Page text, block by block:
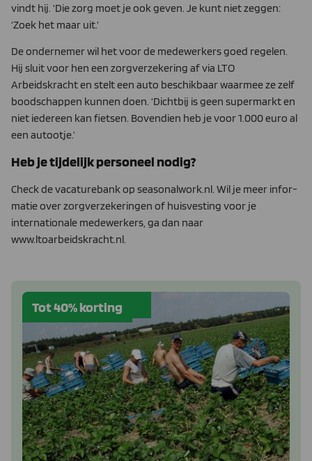
vindt hij. ‘Die zorg moet je ook geven. Je kunt niet zeggen:
‘Zoek het maar uit.’
De ondernemer wil het voor de medewerkers goed regelen.
Hij sluit voor hen een zorgverzekering af via LTO
Arbeidskracht en stelt een auto beschikbaar waarmee ze zelf
boodschappen kun­nen doen. ‘Dichtbij is geen supermarkt en
niet iedereen kan fiet­sen. Bovendien heb je voor 1.000 euro al
een autootje.’
Heb je tijdelijk personeel nodig?
Check de vacaturebank op seasonalwork.nl. Wil je meer infor­
matie over zorgverzekeringen of huisvesting voor je
internatio­nale medewerkers, ga dan naar
www.ltoarbeidskracht.nl.
Tot 40% korting